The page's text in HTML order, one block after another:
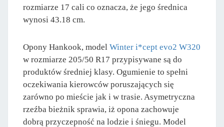
rozmiarze 17 cali co oznacza, że jego średnica
wynosi 43.18 cm.
Opony Hankook, model Winter i*cept evo2 W320
w rozmiarze 205/50 R17 przypisywane są do
produktów średniej klasy. Ogumienie to spełni
oczekiwania kierowców poruszających się
zarówno po mieście jak i w trasie. Asymetryczna
rzeźba bieżnik sprawia, iż opona zachowuje
dobrą przyczepność na lodzie i śniegu. Model